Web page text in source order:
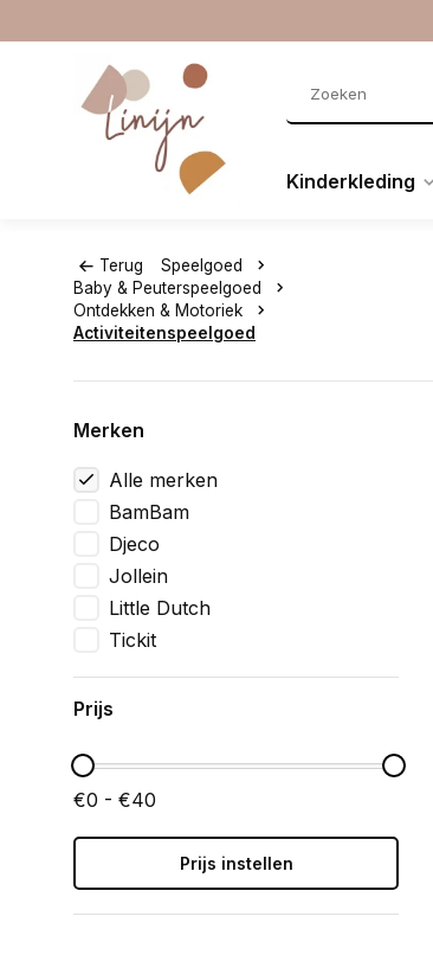
Kinderkleding
Terug
Speelgoed
Baby & Peuterspeelgoed
Ontdekken & Motoriek
Activiteitenspeelgoed
Merken
Alle merken
BamBam
Djeco
Jollein
Little Dutch
Tickit
Prijs
€0 - €40
Prijs instellen